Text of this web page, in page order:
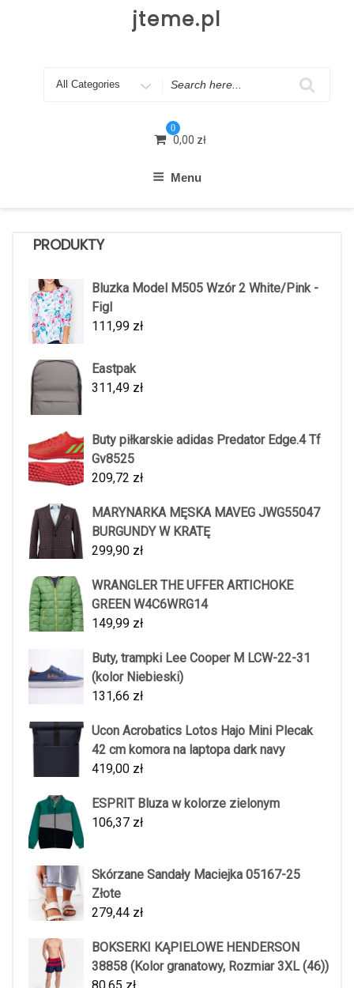
jteme.pl
Search
0
0,00 zł
Menu
PRODUKTY
Bluzka Model M505 Wzór 2 White/Pink -
Figl
111,99 zł
Eastpak
311,49 zł
Buty piłkarskie adidas Predator Edge.4 Tf
Gv8525
209,72 zł
MARYNARKA MĘSKA MAVEG JWG55047
BURGUNDY W KRATĘ
299,90 zł
WRANGLER THE UFFER ARTICHOKE
GREEN W4C6WRG14
149,99 zł
Buty, trampki Lee Cooper M LCW-22-31
(kolor Niebieski)
131,66 zł
Ucon Acrobatics Lotos Hajo Mini Plecak
42 cm komora na laptopa dark navy
419,00 zł
ESPRIT Bluza w kolorze zielonym
106,37 zł
Skórzane Sandały Maciejka 05167-25
Złote
279,44 zł
BOKSERKI KĄPIELOWE HENDERSON
38858 (Kolor granatowy, Rozmiar 3XL (46))